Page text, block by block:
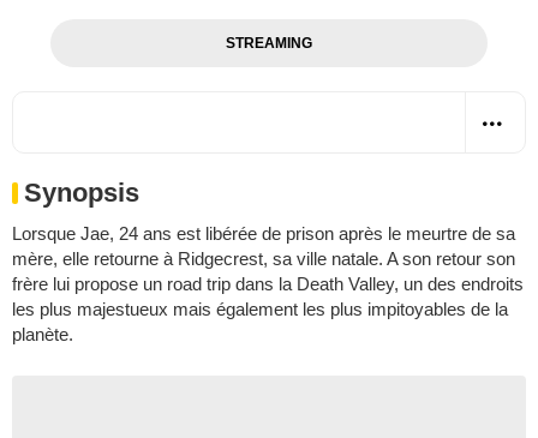
STREAMING
Synopsis
Lorsque Jae, 24 ans est libérée de prison après le meurtre de sa
mère, elle retourne à Ridgecrest, sa ville natale. A son retour son
frère lui propose un road trip dans la Death Valley, un des endroits
les plus majestueux mais également les plus impitoyables de la
planète.